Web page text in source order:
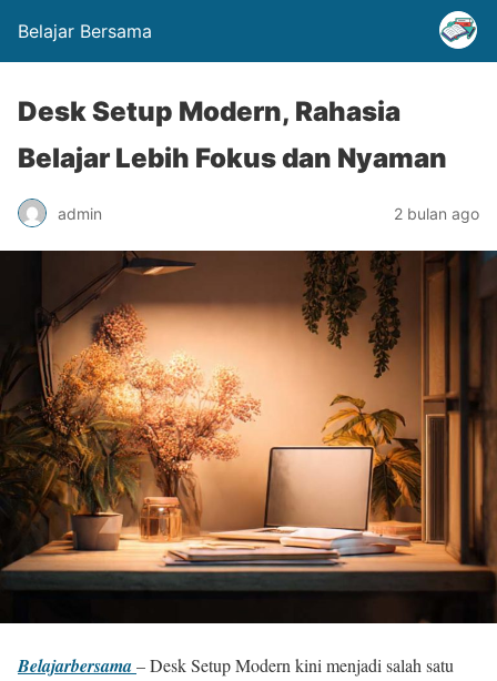
Belajar Bersama
Desk Setup Modern, Rahasia
Belajar Lebih Fokus dan Nyaman
admin 2 bulan ago
Belajarbersama– Desk Setup Modern kini menjadi salah satu